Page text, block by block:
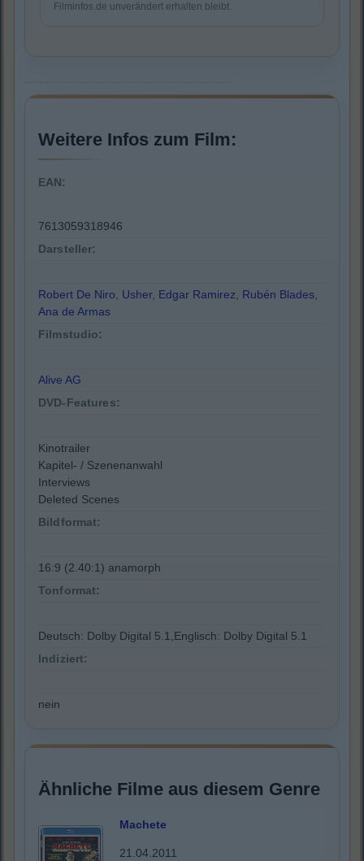
Filminfos.de unverändert erhalten bleibt.
Weitere Infos zum Film:
EAN:
7613059318946
Darsteller:
Robert De Niro, Usher, Edgar Ramirez, Rubén Blades,
Ana de Armas
Filmstudio:
Alive AG
DVD-Features:
Kinotrailer
Kapitel- / Szenenanwahl
Interviews
Deleted Scenes
Bildformat:
16:9 (2.40:1) anamorph
Tonformat:
Deutsch: Dolby Digital 5.1,Englisch: Dolby Digital 5.1
Indiziert:
nein
Ähnliche Filme aus diesem Genre
Machete
21.04.2011